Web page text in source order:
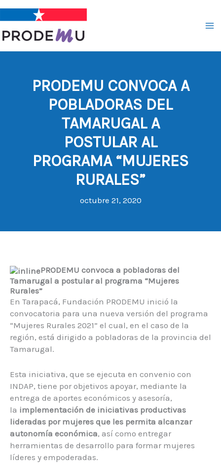
contenido
PRODEMU CONVOCA A
POBLADORAS DEL
TAMARUGAL A
POSTULAR AL
PROGRAMA “MUJERES
RURALES”
octubre 21, 2020
PRODEMU convoca a pobladoras del
Tamarugal a postularal programa “Mujeres
Rurales”
En Tarapacá, Fundación PRODEMU inició la
convocatoria para una nueva versión del programa
“Mujeres Rurales 2021” el cual, en el caso de la
región, está dirigido a pobladoras de la provincia del
Tamarugal.
Esta iniciativa, que se ejecuta en convenio con
INDAP, tiene por objetivos apoyar, mediante la
entrega de aportes económicos y asesoría,
la implementación de iniciativas productivas
lideradas por mujeres que les permita alcanzar
autonomía económica, así como entregar
herramientas de desarrollo para formar mujeres
líderes y empoderadas.